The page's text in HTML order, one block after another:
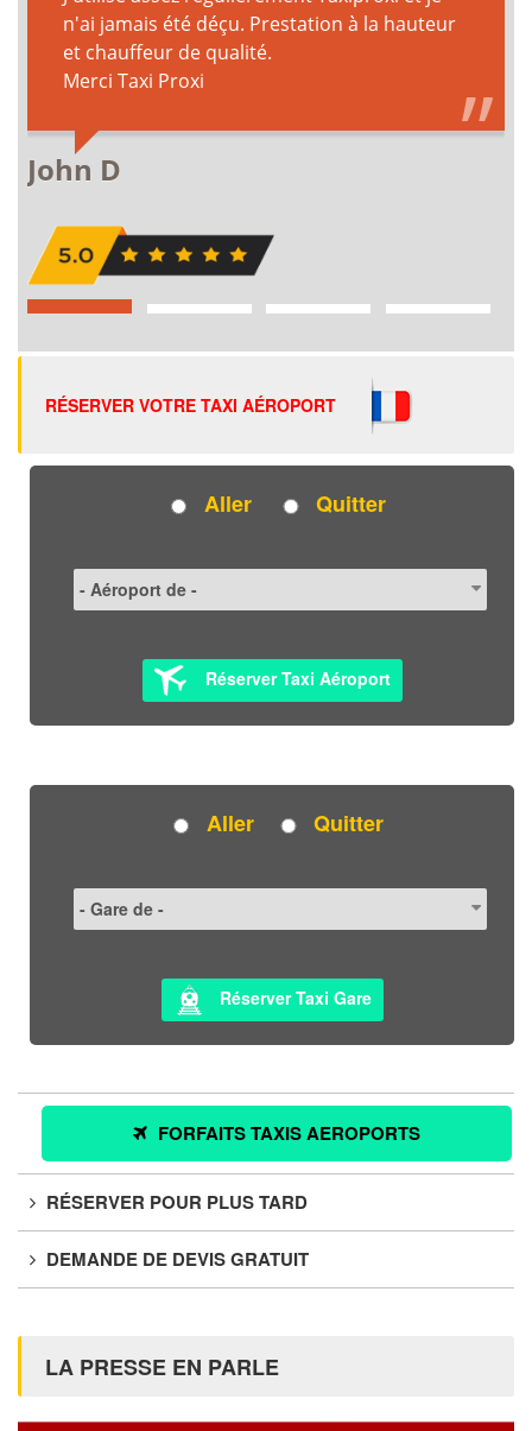
RÉSERVER VOTRE TAXI AÉROPORT
Aller Quitter
Réserver Taxi Aéroport
Aller Quitter
Réserver Taxi Gare
FORFAITS TAXIS AEROPORTS
RÉSERVER POUR PLUS TARD
DEMANDE DE DEVIS GRATUIT
LA PRESSE EN PARLE